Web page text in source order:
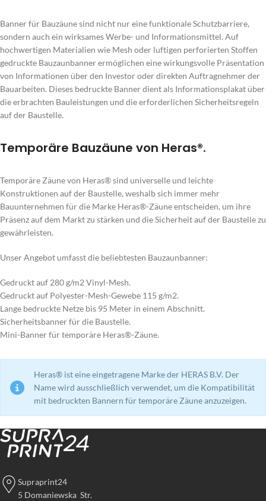
Banner für Bauzäune sind nicht nur eine funktionale Schutzbarriere,
sondern auch ein wirksames Werbe- und Informationsmittel. Auf
hochwertigen Materialien wie Mesh oder luftigen perforierten Stoffen
gedruckte Bauzaunbanner ermöglichen eine wirkungsvolle Präsentation
von Informationen über den Investor oder direkten Auftragnehmer der
Bauarbeiten. Dieses bedruckte Banner dient als Informationsplakat über
die erbrachten Bauleistungen und die erforderlichen Sicherheitsregeln
auf der Baustelle.
Temporäre Bauzäune von Heras®.
Temporäre Zäune von Heras® sind universelle und leichte
Konstruktionen auf der Baustelle, weshalb sich immer mehr
Bauunternehmen für die Marke Heras®-Zäune entscheiden, um ihre
Präsenz auf dem Markt zu stärken und die Sicherheit auf der Baustelle zu
gewährleisten.
Unser Angebot umfasst die beliebtesten Bauzaunbanner:
Gedruckt auf 280 g/m2 Vinyl-Mesh.
Gedruckt auf Polyester-Mesh-Gewebe 115 g/m2.
Lange bedruckte Netze bis 95 Meter in einem Abschnitt.
Sicherheitsbanner für die Baustelle.
Mini-Banner für temporäre Heras®-Zäune.
Heras® ist eine eingetragene Marke der HERAS B.V. Der
Name wird ausschließlich verwendet, um die Kompatibilität
mit bedruckten Bannern für temporäre Zäune anzuzeigen.
Supraprint24
5 Domaniewska Str.